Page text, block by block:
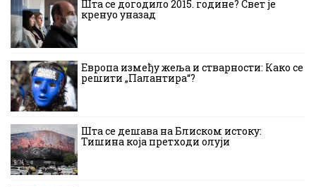
Шта се догодило 2015. године? Свет је
кренуо уназад
Европа између жеља и стварности: Како се
решити „Палантира“?
Шта се дешава на Блиском истоку:
Тишина која претходи олуји